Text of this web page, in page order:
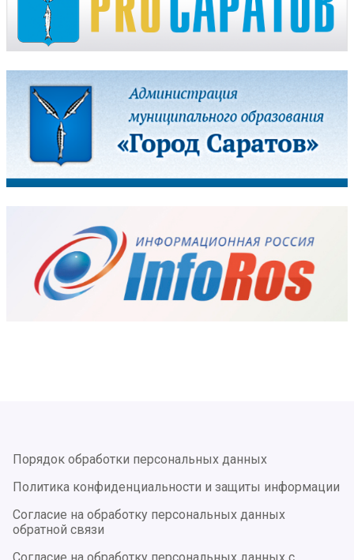
Порядок обработки персональных данных
Политика конфиденциальности и защиты информации
Согласие на обработку персональных данных
обратной связи